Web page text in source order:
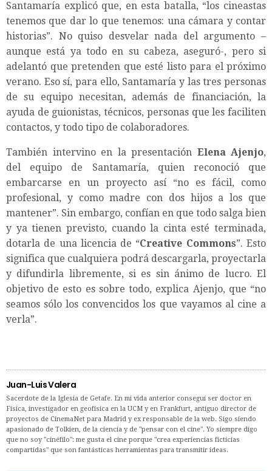
Santamaría explicó que, en esta batalla, “los cineastas
tenemos que dar lo que tenemos: una cámara y contar
historias”. No quiso desvelar nada del argumento –
aunque está ya todo en su cabeza, aseguró-, pero si
adelantó que pretenden que esté listo para el próximo
verano. Eso sí, para ello, Santamaría y las tres personas
de su equipo necesitan, además de financiación, la
ayuda de guionistas, técnicos, personas que les faciliten
contactos, y todo tipo de colaboradores.
También intervino en la presentación Elena Ajenjo,
del equipo de Santamaría, quien reconoció que
embarcarse en un proyecto así “no es fácil, como
profesional, y como madre con dos hijos a los que
mantener”. Sin embargo, confían en que todo salga bien
y ya tienen previsto, cuando la cinta esté terminada,
dotarla de una licencia de “Creative Commons”. Esto
significa que cualquiera podrá descargarla, proyectarla
y difundirla libremente, si es sin ánimo de lucro. El
objetivo de esto es sobre todo, explica Ajenjo, que “no
seamos sólo los convencidos los que vayamos al cine a
verla”.
Juan-Luis Valera
Sacerdote de la Iglesia de Getafe. En mi vida anterior conseguí ser doctor en
Física, investigador en geofísica en la UCM y en Frankfurt, antiguo director de
proyectos de CinemaNet para Madrid y ex responsable de la web. Sigo siendo
apasionado de Tolkien, de la ciencia y de "pensar con el cine". Yo siempre digo
que no soy "cinéfilo": me gusta el cine porque "crea experiencias ficticias
compartidas" que son fantásticas herramientas para transmitir ideas.